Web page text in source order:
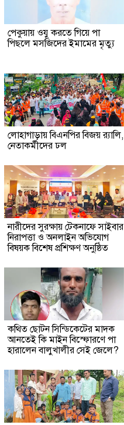
পেকুয়ায় ওযু করতে গিয়ে পা
পিছলে মসজিদের ইমামের মৃত্যু
লোহাগাড়ায় বিএনপির বিজয় র‍্যালি,
নেতাকর্মীদের ঢল
নারীদের সুরক্ষায় টেকনাফে সাইবার
নিরাপত্তা ও অনলাইন অভিযোগ
বিষয়ক বিশেষ প্রশিক্ষণ অনুষ্ঠিত
কথিত ছোটন সিন্ডিকেটের মাদক
আনতেই কি মাইন বিস্ফোরণে পা
হারালেন বালুখালীর সেই জেলে?